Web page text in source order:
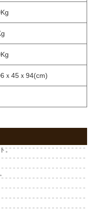
ｘ45ｘ94(cm)
。